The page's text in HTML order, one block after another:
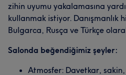
zihin uyumu yakalamasına
kullanmak istiyor. Danışmanlık
Bulgarca, Rusça ve Türkçe
Salonda beğendiğimiz şeyler:
Atmosfer: Davetkar,